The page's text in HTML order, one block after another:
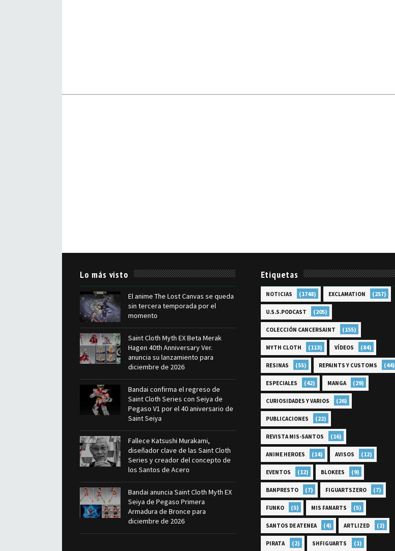
Lo más visto
El anime The Lost Canvas se queda
sin tercera temporada por el
momento
Saint Cloth Myth EX Beta Merak
Hagen 40th Anniversary Ver.
anuncia su lanzamiento para
diciembre de 2026
Bandai confirma el regreso de
Saint Cloth Series con Seiya de
Pegaso V1 por el 40 aniversario de
Saint Seiya
Fallece Katsushi Murakami,
diseñador clave de las Saint Cloth
Series y creador del concepto de
los Santos de Acero
Bandai anuncia Saint Cloth Myth EX
Seiya de Pegaso Primera
Armadura de Bronce para
diciembre de 2026
Etiquetas
NOTICIAS (1748) EXCLAMATION (257)
U.S.S.PODCAST (205)
COLECCIÓN CANCERSAINT (155)
MYTH CLOTH (113) VÍDEOS (84)
RESINAS (55) REPAINTS Y CUSTOMS (44)
ESPECIALES (42) MANGA (29)
CURIOSIDADES Y VARIOS (26)
PUBLICACIONES (22)
REVISTA MIS-SANTOS (16)
ANIME HEROES (14) AVISOS (12)
EVENTOS (12) BLOKEES (9)
BANPRESTO (7) FIGUARTSZERO (7)
FUNKO (5) MIS FANARTS (5)
SANTOS DE ATENEA (4) ARTLIZED (2)
PIRATA (2) SHFIGUARTS (1)